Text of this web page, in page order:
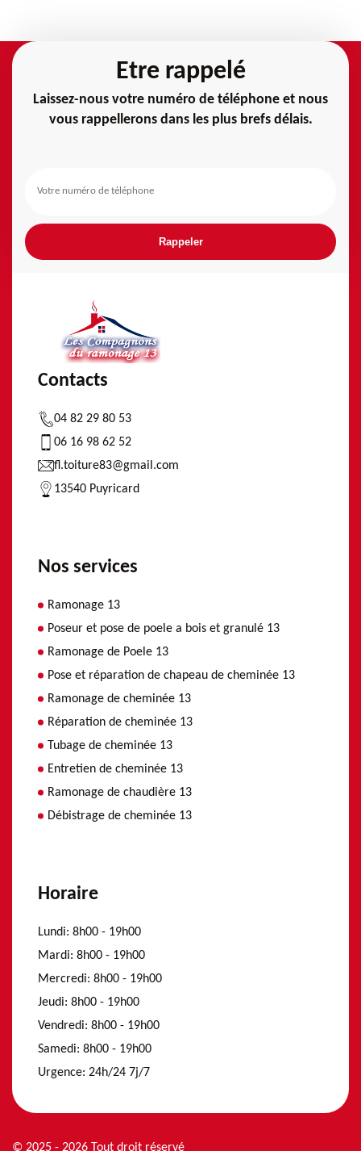
Etre rappelé
Laissez-nous votre numéro de téléphone et nous
vous rappellerons dans les plus brefs délais.
Contacts
04 82 29 80 53
06 16 98 62 52
fl.toiture83@gmail.com
13540 Puyricard
Nos services
Ramonage 13
Poseur et pose de poele a bois et granulé 13
Ramonage de Poele 13
Pose et réparation de chapeau de cheminée 13
Ramonage de cheminée 13
Réparation de cheminée 13
Tubage de cheminée 13
Entretien de cheminée 13
Ramonage de chaudière 13
Débistrage de cheminée 13
Horaire
Lundi: 8h00 - 19h00
Mardi: 8h00 - 19h00
Mercredi: 8h00 - 19h00
Jeudi: 8h00 - 19h00
Vendredi: 8h00 - 19h00
Samedi: 8h00 - 19h00
Urgence: 24h/24 7j/7
© 2025 - 2026 Tout droit réservé